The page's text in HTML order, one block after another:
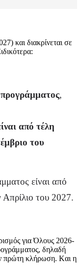
και διακρίνεται σε
,
από τέλη
του
είναι από
του 2027.
για Όλους 2026-
δηλαδή
πρώτη κλήρωση. Kαι η